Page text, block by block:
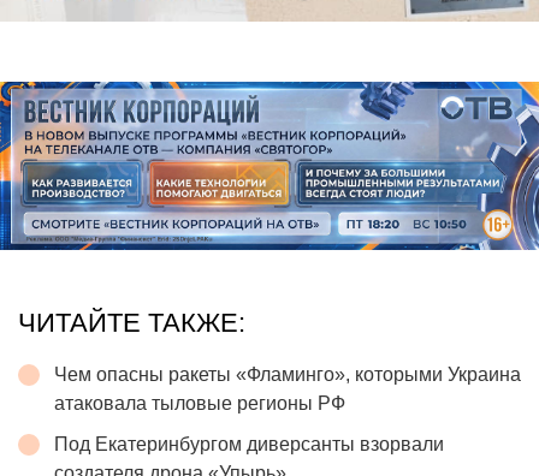
ЧИТАЙТЕ ТАКЖЕ:
Чем опасны ракеты «Фламинго», которыми Украина
атаковала тыловые регионы РФ
Под Екатеринбургом диверсанты взорвали